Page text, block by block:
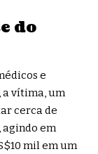
do
e
a vítima, um
cerca de
agindo em
mil em um